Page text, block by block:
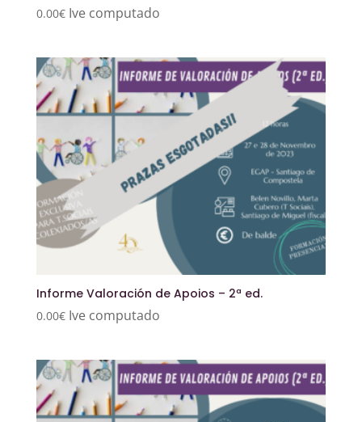
0.00€ Ive computado
Informe Valoración de Apoios – 2ª ed.
0.00€ Ive computado